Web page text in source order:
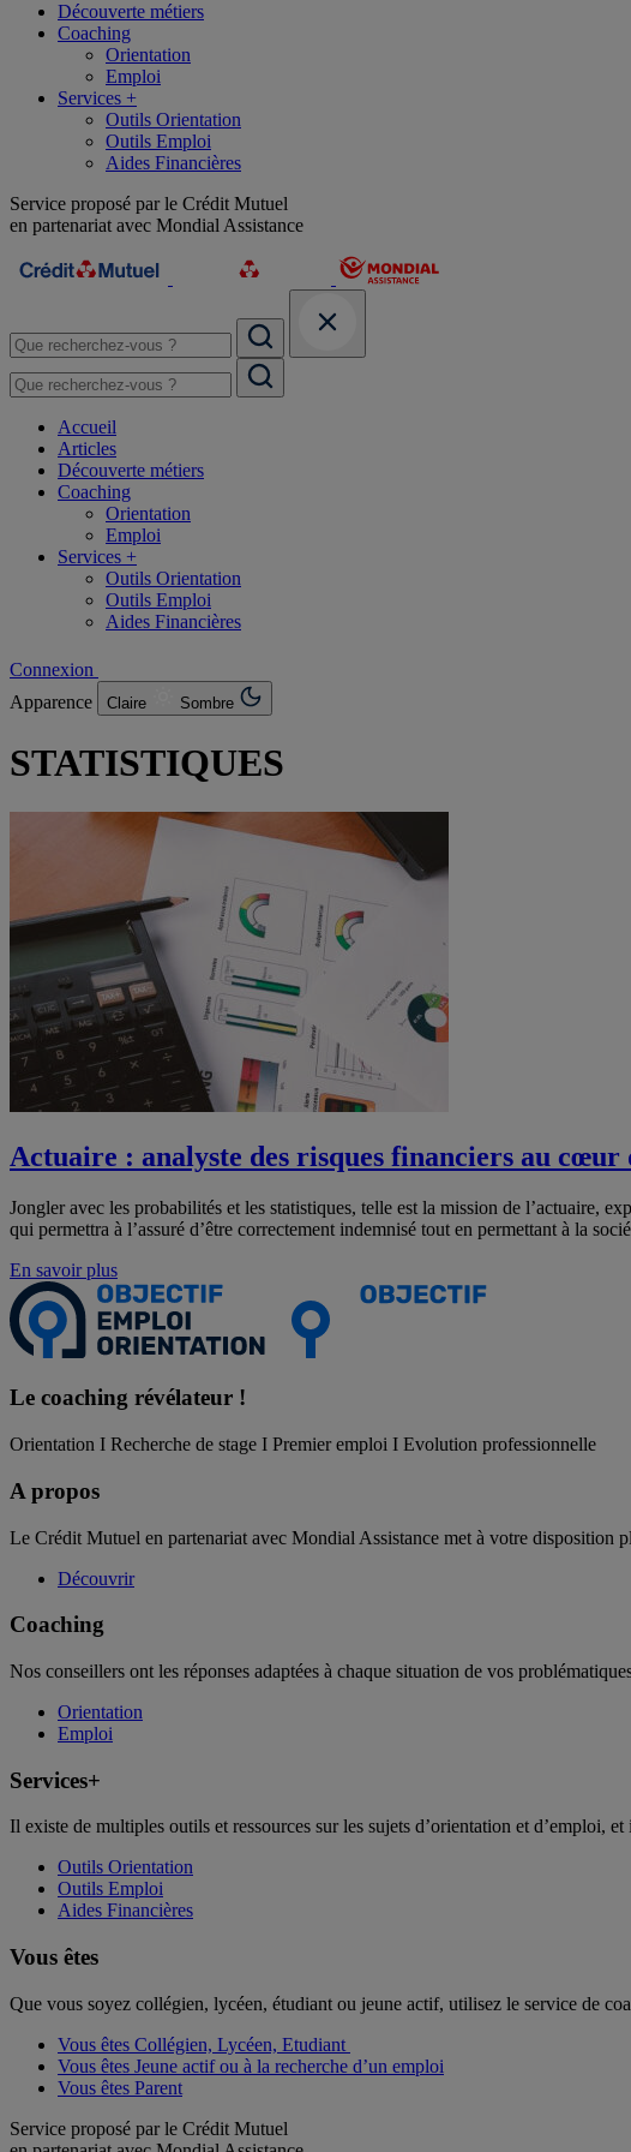
Découverte métiers
Coaching
Orientation
Emploi
Services +
Outils Orientation
Outils Emploi
Aides Financières
Service proposé par le Crédit Mutuel
en partenariat avec Mondial Assistance
Accueil
Articles
Découverte métiers
Coaching
Orientation
Emploi
Services +
Outils Orientation
Outils Emploi
Aides Financières
Connexion
Apparence
Claire Sombre
STATISTIQUES
Actuaire : analyste des risques financiers au cœur
Jongler avec les probabilités et les statistiques, telle est la mission de l’actuaire,
qui permettra à l’assuré d’être correctement indemnisé tout en permettant à la
En savoir plus
Le coaching révélateur !
Orientation I Recherche de stage I Premier emploi I Evolution professionnelle
A propos
Le Crédit Mutuel en partenariat avec Mondial Assistance met à votre disposition
Découvrir
Coaching
Nos conseillers ont les réponses adaptées à chaque situation de vos
Orientation
Emploi
Services+
Il existe de multiples outils et ressources sur les sujets d’orientation et d’emploi,
Outils Orientation
Outils Emploi
Aides Financières
Vous êtes
Que vous soyez collégien, lycéen, étudiant ou jeune actif, utilisez le service de
Vous êtes Collégien, Lycéen, Etudiant
Vous êtes Jeune actif ou à la recherche d’un emploi
Vous êtes Parent
Service proposé par le Crédit Mutuel